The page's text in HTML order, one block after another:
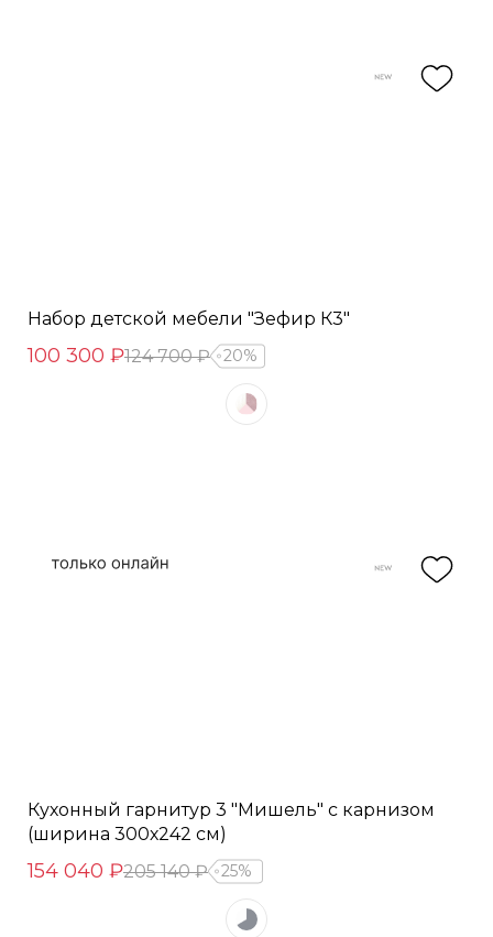
Набор детской мебели "Зефир К3"
100 300 ₽124 700 ₽ 20%
Кухонный гарнитур 3 "Мишель" с карнизом
(ширина 300х242 см)
154 040 ₽205 140 ₽ 25%